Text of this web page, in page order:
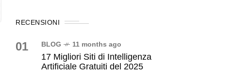
RECENSIONI
01 BLOG 11 months ago
17 Migliori Siti di Intelligenza
Artificiale Gratuiti del 2025